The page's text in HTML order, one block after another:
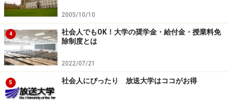
私は美大進学後、すぐに美術系大学院に再進学しました
が、教授陣はすばらしく、質の高い授業に満足。また友
達にも恵まれ、本当に充実した学生生活をおくることが
できました。当初の目標だった修士号(Master of Arts）
も無事取得できました。
2005/10/10
4
社会人でもOK！大学の奨学金・給付金・授業料免
除制度とは
2022/07/21
5 社会人にぴったり 放送大学はココがお得